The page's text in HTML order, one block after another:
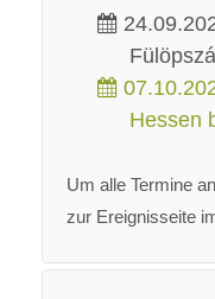
Hessen
Um alle Termine
zur Ereignisseite